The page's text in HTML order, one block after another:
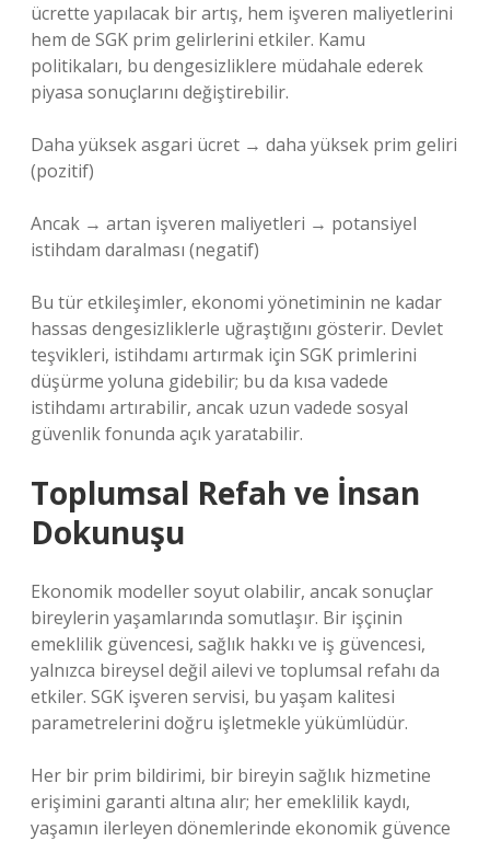
ücrette yapılacak bir artış, hem işveren maliyetlerini
hem de SGK prim gelirlerini etkiler. Kamu
politikaları, bu dengesizliklere müdahale ederek
piyasa sonuçlarını değiştirebilir.
Daha yüksek asgari ücret → daha yüksek prim geliri
(pozitif)
Ancak → artan işveren maliyetleri → potansiyel
istihdam daralması (negatif)
Bu tür etkileşimler, ekonomi yönetiminin ne kadar
hassas dengesizliklerle uğraştığını gösterir. Devlet
teşvikleri, istihdamı artırmak için SGK primlerini
düşürme yoluna gidebilir; bu da kısa vadede
istihdamı artırabilir, ancak uzun vadede sosyal
güvenlik fonunda açık yaratabilir.
Toplumsal Refah ve İnsan
Dokunuşu
Ekonomik modeller soyut olabilir, ancak sonuçlar
bireylerin yaşamlarında somutlaşır. Bir işçinin
emeklilik güvencesi, sağlık hakkı ve iş güvencesi,
yalnızca bireysel değil ailevi ve toplumsal refahı da
etkiler. SGK işveren servisi, bu yaşam kalitesi
parametrelerini doğru işletmekle yükümlüdür.
Her bir prim bildirimi, bir bireyin sağlık hizmetine
erişimini garanti altına alır; her emeklilik kaydı,
yaşamın ilerleyen dönemlerinde ekonomik güvence